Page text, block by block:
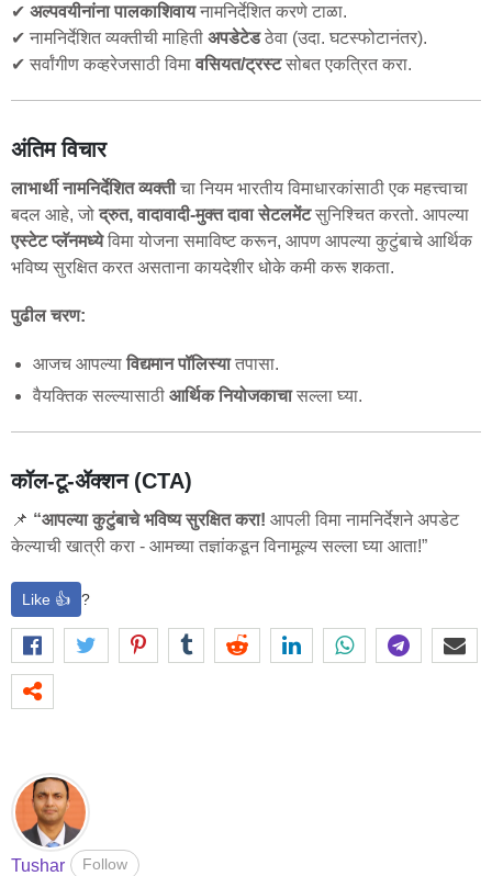
✔ अल्पवयीनांना पालकाशिवायनामनिर्देशित करणे टाळा.
✔ नामनिर्देशित व्यक्तीची माहिती अपडेटेडठेवा (उदा. घटस्फोटानंतर).
✔ सर्वांगीण कव्हरेजसाठी विमावसियत/ट्रस्टसोबत एकत्रित करा.
अंतिम विचार
लाभार्थी नामनिर्देशित व्यक्तीचा नियम भारतीय विमाधारकांसाठी एक महत्त्वाचा
बदल आहे, जोद्रुत, वादावादी-मुक्त दावा सेटलमेंटसुनिश्चित करतो. आपल्या
एस्टेट प्लॅनमध्येविमा योजना समाविष्ट करून, आपण आपल्या कुटुंबाचे आर्थिक
भविष्य सुरक्षित करत असताना कायदेशीर धोके कमी करू शकता.
पुढील चरण:
आजच आपल्याविद्यमान पॉलिस्यातपासा.
वैयक्तिक सल्ल्यासाठी आर्थिक नियोजकाचासल्ला घ्या.
कॉल-टू-ॲक्शन (CTA)
📌 “आपल्या कुटुंबाचे भविष्य सुरक्षित करा! आपली विमा नामनिर्देशने अपडेट
केल्याची खात्री करा - आमच्या तज्ञांकडून विनामूल्य सल्ला घ्या आता!”
Like 👍 ?
Tushar Follow